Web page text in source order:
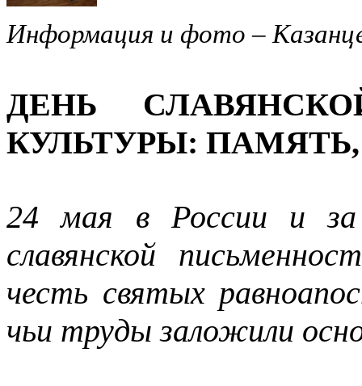
Информация и фото –
ДЕНЬ
КУЛЬТУРЫ:
24 мая в России и
славянской
честь святых
чьи труды заложили